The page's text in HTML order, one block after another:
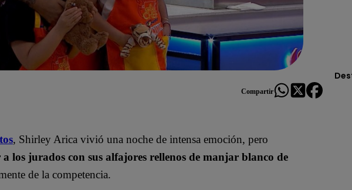
Compartir
, Shirley Arica vivió una noche de intensa emoción, pero
los jurados con sus alfajores rellenos de manjar blanco de
de la competencia.